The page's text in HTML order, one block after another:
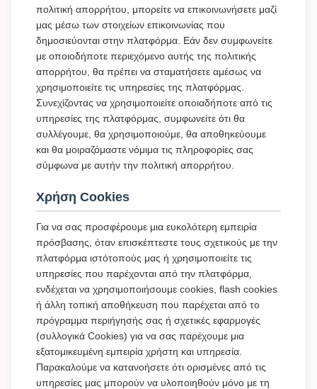
πολιτική απορρήτου, μπορείτε να επικοινωνήσετε μαζί
μας μέσω των στοιχείων επικοινωνίας που
δημοσιεύονται στην πλατφόρμα. Εάν δεν συμφωνείτε
με οποιοδήποτε περιεχόμενο αυτής της πολιτικής
απορρήτου, θα πρέπει να σταματήσετε αμέσως να
χρησιμοποιείτε τις υπηρεσίες της πλατφόρμας.
Συνεχίζοντας να χρησιμοποιείτε οποιαδήποτε από τις
υπηρεσίες της πλατφόρμας, συμφωνείτε ότι θα
συλλέγουμε, θα χρησιμοποιούμε, θα αποθηκεύουμε
και θα μοιραζόμαστε νόμιμα τις πληροφορίες σας
σύμφωνα με αυτήν την πολιτική απορρήτου.
Χρήση Cookies
Για να σας προσφέρουμε μια ευκολότερη εμπειρία
πρόσβασης, όταν επισκέπτεστε τους σχετικούς με την
πλατφόρμα ιστότοπούς μας ή χρησιμοποιείτε τις
υπηρεσίες που παρέχονται από την πλατφόρμα,
ενδέχεται να χρησιμοποιήσουμε cookies, flash cookies
ή άλλη τοπική αποθήκευση που παρέχεται από το
πρόγραμμα περιήγησής σας ή σχετικές εφαρμογές
(συλλογικά Cookies) για να σας παρέχουμε μια
εξατομικευμένη εμπειρία χρήστη και υπηρεσία.
Παρακαλούμε να κατανοήσετε ότι ορισμένες από τις
υπηρεσίες μας μπορούν να υλοποιηθούν μόνο με τη